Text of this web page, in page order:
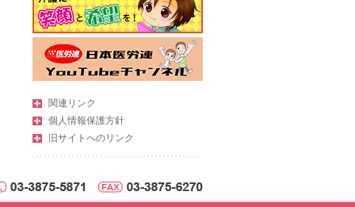
関連リンク
個人情報保護方針
旧サイトへのリンク